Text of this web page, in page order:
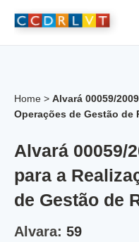
Home > Alvará 00059/
Operações de Gestão de
Alvará 00059/
para a
de Gestão de
Alvara: 59